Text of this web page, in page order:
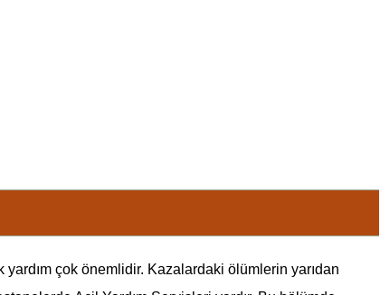
yardım çok önemlidir. Kazalardaki ölümlerin yarıdan